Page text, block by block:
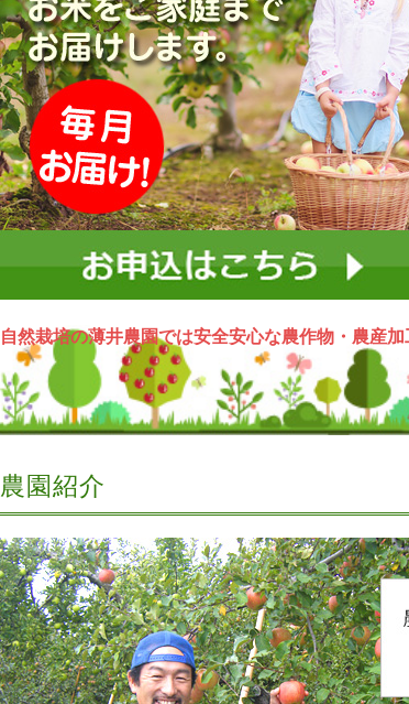
自然栽培の薄井農園では安全安心な農作物・農産加
農園紹介